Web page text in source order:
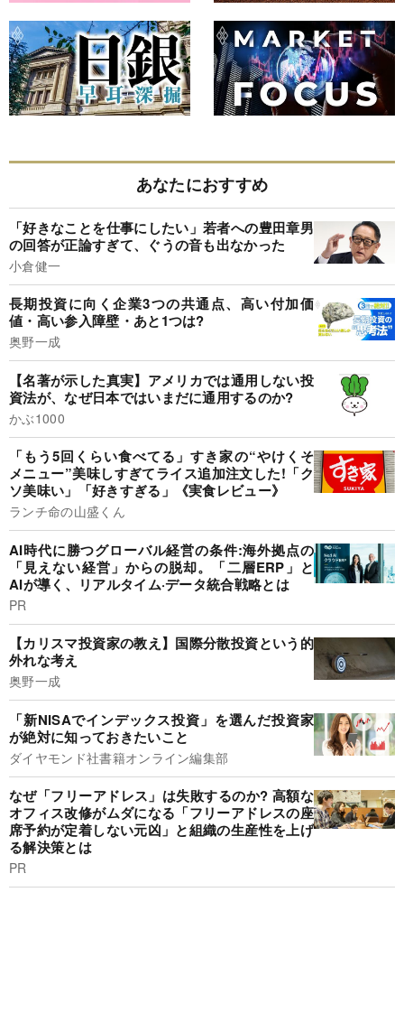
あなたにおすすめ
「好きなことを仕事にしたい」若者への豊田章男
の回答が正論すぎて、ぐうの音も出なかった
小倉健一
長期投資に向く企業3つの共通点、高い付加価
値・高い参入障壁・あと1つは?
奥野一成
【名著が示した真実】アメリカでは通用しない投
資法が、なぜ日本ではいまだに通用するのか?
かぶ1000
「もう5回くらい食べてる」すき家の“やけくそ
メニュー”美味しすぎてライス追加注文した!「ク
ソ美味い」「好きすぎる」《実食レビュー》
ランチ命の山盛くん
AI時代に勝つグローバル経営の条件:海外拠点の
「見えない経営」からの脱却。「二層ERP」と
AIが導く、リアルタイム·データ統合戦略とは
PR
【カリスマ投資家の教え】国際分散投資という的
外れな考え
奥野一成
「新NISAでインデックス投資」を選んだ投資家
が絶対に知っておきたいこと
ダイヤモンド社書籍オンライン編集部
なぜ「フリーアドレス」は失敗するのか? 高額な
オフィス改修がムダになる「フリーアドレスの座
席予約が定着しない元凶」と組織の生産性を上げ
る解決策とは
PR